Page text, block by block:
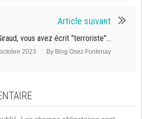
Article suivant
vous avez écrit "terroriste"…
2023 By Blog Osez Fontenay